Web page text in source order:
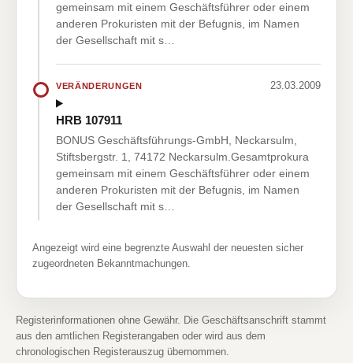
gemeinsam mit einem Geschäftsführer oder einem
anderen Prokuristen mit der Befugnis, im Namen
der Gesellschaft mit s…
VERÄNDERUNGEN 23.03.2009
HRB 107911
BONUS Geschäftsführungs-GmbH, Neckarsulm,
Stiftsbergstr. 1, 74172 Neckarsulm.Gesamtprokura
gemeinsam mit einem Geschäftsführer oder einem
anderen Prokuristen mit der Befugnis, im Namen
der Gesellschaft mit s…
Angezeigt wird eine begrenzte Auswahl der neuesten sicher
zugeordneten Bekanntmachungen.
Registerinformationen ohne Gewähr. Die Geschäftsanschrift stammt
aus den amtlichen Registerangaben oder wird aus dem
chronologischen Registerauszug übernommen.